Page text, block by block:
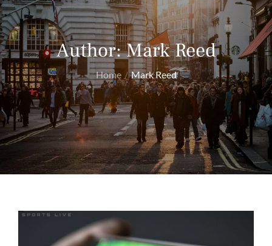
Author:Mark Reed
Home Mark Reed